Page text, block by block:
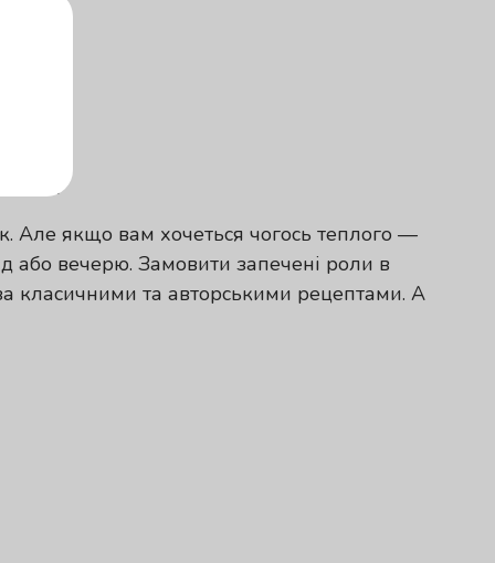
Але якщо вам хочеться чогось теплого —
або вечерю. Замовити запечені роли в
класичними та авторськими рецептами. А